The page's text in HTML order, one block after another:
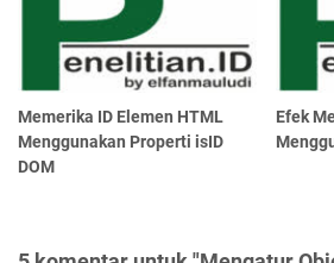
Memerika ID Elemen HTML
Menggunakan Properti isID
DOM
Efek